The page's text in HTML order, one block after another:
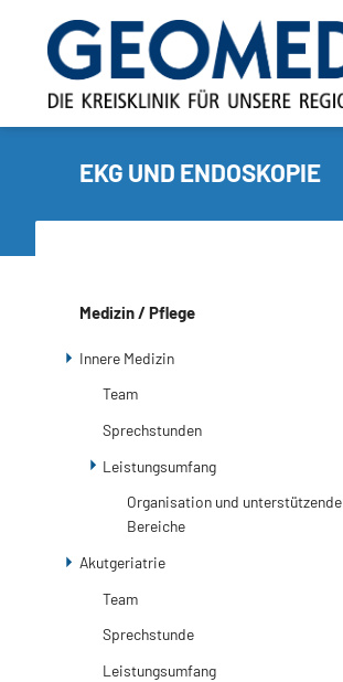
EKG UND ENDOSKOPIE
Navigation
Medizin / Pflege
Innere Medizin
Team
Sprechstunden
Leistungsumfang
Organisation und unterstützende
Bereiche
Akutgeriatrie
Team
Sprechstunde
Leistungsumfang